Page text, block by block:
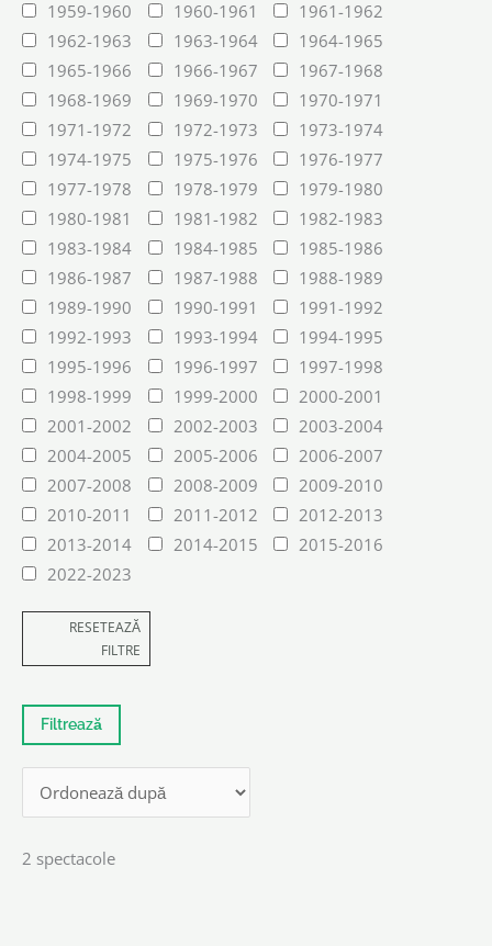
1959-1960
1960-1961
1961-1962
1962-1963
1963-1964
1964-1965
1965-1966
1966-1967
1967-1968
1968-1969
1969-1970
1970-1971
1971-1972
1972-1973
1973-1974
1974-1975
1975-1976
1976-1977
1977-1978
1978-1979
1979-1980
1980-1981
1981-1982
1982-1983
1983-1984
1984-1985
1985-1986
1986-1987
1987-1988
1988-1989
1989-1990
1990-1991
1991-1992
1992-1993
1993-1994
1994-1995
1995-1996
1996-1997
1997-1998
1998-1999
1999-2000
2000-2001
2001-2002
2002-2003
2003-2004
2004-2005
2005-2006
2006-2007
2007-2008
2008-2009
2009-2010
2010-2011
2011-2012
2012-2013
2013-2014
2014-2015
2015-2016
2022-2023
RESETEAZĂ
FILTRE
2 spectacole